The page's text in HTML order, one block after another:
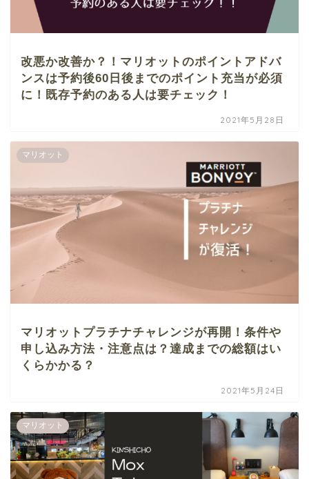
改悪か改善か？！マリオットのポイントアドバ
ンスは予約後60日後までのポイント充当が必須
に！既存予約のある人は要チェック！
2021年5月28日
マリオット
マリオットプラチナチャレンジが再開！条件や
申し込み方法・注意点は？達成までの総額はい
くらかかる？
2021年5月24日
マリオット